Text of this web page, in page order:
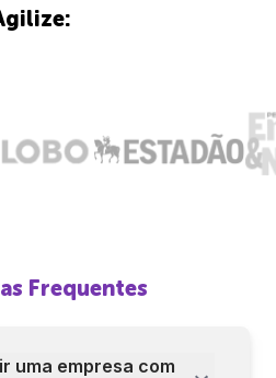
Frequentes
uma empresa com